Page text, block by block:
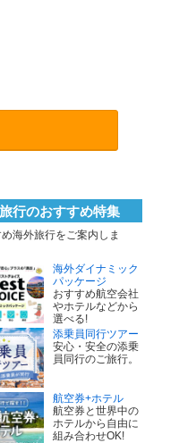
行のおすすめ特集
海外旅行をご案内しま
海外ダイナミック
パッケージ
おすすめ航空会社
やホテルなどから
選べる!
添乗員同行ツアー
安心・安全の添乗
員同行のご旅行。
航空券+ホテル
航空券と世界中の
ホテルから自由に
組み合わせOK!